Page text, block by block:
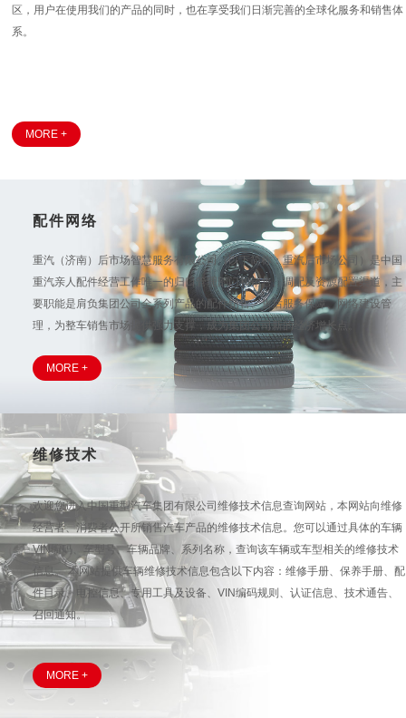
区，用户在使用我们的产品的同时，也在享受我们日渐完善的全球化服务和销售体
系。
MORE +
配件网络
重汽（济南）后市场智慧服务有限公司（以下简称：重汽后市场公司）是中国
重汽亲人配件经营工作唯一的归口管理部门和销售、调配及资源配置渠道，主
要职能是肩负集团公司全系列产品的配件销售、售后服务保障、网络建设管
理，为整车销售市场提供强力支撑，成为集团公司新的经济增长点。
MORE +
维修技术
欢迎您进入中国重型汽车集团有限公司维修技术信息查询网站，本网站向维修
经营者、消费者公开所销售汽车产品的维修技术信息。您可以通过具体的车辆
VIN编码、车型号、车辆品牌、系列名称，查询该车辆或车型相关的维修技术
信息。 本网站提供车辆维修技术信息包含以下内容：维修手册、保养手册、配
件目录、电控信息、专用工具及设备、VIN编码规则、认证信息、技术通告、
召回通知。
MORE +